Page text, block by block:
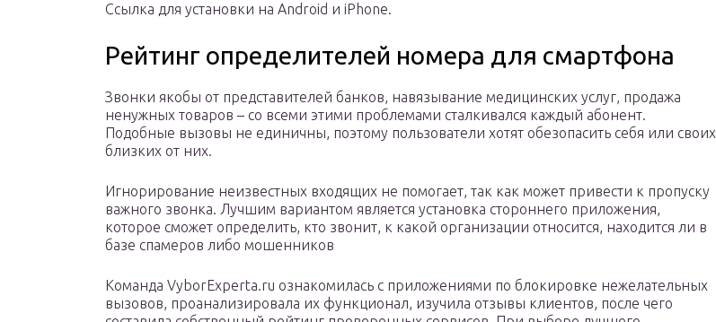
Ссылка для установки на Android и iPhone.
Рейтинг определителей номера для смартфона
Звонки якобы от представителей банков, навязывание медицинских услуг, продажа
ненужных товаров – со всеми этими проблемами сталкивался каждый абонент.
Подобные вызовы не единичны, поэтому пользователи хотят обезопасить себя или своих
близких от них.
Игнорирование неизвестных входящих не помогает, так как может привести к пропуску
важного звонка. Лучшим вариантом является установка стороннего приложения,
которое сможет определить, кто звонит, к какой организации относится, находится ли в
базе спамеров либо мошенников
Команда VyborExperta.ru ознакомилась с приложениями по блокировке нежелательных
вызовов, проанализировала их функционал, изучила отзывы клиентов, после чего